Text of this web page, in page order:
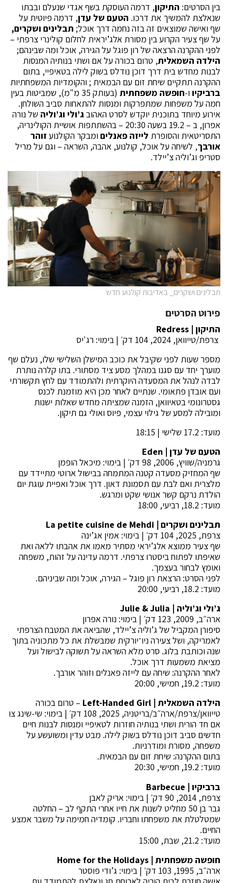
בין הסרטים: התיקון, דרמה העוסקת בשף אגדי שנעלם ובבתו
שנאלצת להמשיך את דרכו. הטעם של עדן, דרמה פיוטית על
שף ואישה שמוצאים זה בזה נחמה דרך אוכל; תבלינים ושקרים,
על שף צעיר הקרוע בין מסורת אלג’יראית לחלום קולינרי צרפתי –
לפני ההקרנה הרצאה של רון פוגל על הגירה, אוכל ומה שבינהם;
הילדה השמאלית, טרום בכורה על אם ושתי בנותיה המנסות
לבנות מחדש בית דרך דוכן נודלס בשוק לילה בטאיפיי, בתום
ההקרנה תתקיים שיחת זום עם הבמאית ; והקומדיות המשפחתיות
ברביקיוו-חופשה משפחתית
(בעותק 35 מ"מ), שמביטות בעין
חמה על משפחות שמתפרקות ומנסות להתאחות סביב השולחן.
אירוע מיוחד בתוכנית יוקדש לסרט האהובג’ולי וג’וליה של נורה
אפרון, ב – 19.2 בשעה 20:30 – בהשתתפות אושיית הקולינריה,
התסריטאית והסופרת לייזה פאנליםומבקר הקולנוע זוהר
אורבך, לשיחה על אוכל, קולנוע, אהבה, השראה – וגם על מריל
סטריפ וג’וליה צ’יילד.
תבלינים ושקרים_ באדיבות קולנוע חדש
פירוט הסרטים
התיקון | Redress
צרפת/טייוואן, 2024, 104 דק׳ | בימוי: רג'יס
מספר שעות לפני שקיבל את כוכב המישלן השלישי שלו, נעלם שף
מוערך יחד עם סגנו במהלך מסע ציד מסתורי. בתו קלרה נותרת
לבדה לנהל את המסעדה היוקרתית ולהתמודד עם לחץ תקשורתי
ועם אובדן פתאומי. שנתיים לאחר מכן היא מוזמנת לכנס
גסטרונומי בטאיוואן, הזמנה שמציתה מחדש שאלות ישנות
ומובילה למסע של גילוי עצמי, פיוס ואולי גם תיקון.
מועד: 17.2 שלישי | 18:15
הטעם של עדן | Eden
גרמניה/שוויץ, 2006, 98 דק׳ | בימוי: מיכאל הופמן
שף המחזיק מסעדה קטנה המתמחה בבישול ארוטי מתיידד עם
מלצרית ואם לבת עם תסמונת דאון. דרך אוכל ואפיית עוגת יום
הולדת נרקם קשר אנושי שקט ומרגש.
מועד: 18.2, רביעי, 18:00
תבלינים ושקרים | La petite cuisine de Mehdi
צרפת, 2025, 104 דק׳ | בימוי: אמין אג’ינה
שף צעיר ממוצא אלג’יראי מסתיר מאמו את אהבתו ללאה ואת
שאיפתו לפתוח ביסטרו צרפתי. דרמה עדינה על זהות, משפחה
ואומץ לבחור בעצמך.
לפני הסרט: הרצאת רון פוגל – הגירה, אוכל ומה שביניהם.
מועד: 18.2, רביעי, 20:00
ג’ולי וג’וליה | Julie & Julia
ארה״ב, 2009, 123 דק׳ | בימוי: נורה אפרון
סיפורן המקביל של ג’וליה צ’יילד, שהביאה את המטבח הצרפתי
לאמריקה, ושל צעירה ניו־יורקית שמבשלת את כל מתכוניה בתוך
שנה וכותבת בלוג. סרט מלא השראה על תשוקה לבישול ועל
מציאת משמעות דרך אוכל.
לאחר ההקרנה: שיחה עם לייזה פאנלים וזוהר אורבך.
מועד: 19.2, חמישי, 20:00
הילדה השמאלית | Left-Handed Girl – טרום בכורה
טייוואן/צרפת/ארה״ב/בריטניה, 2025, 108 דק׳ | בימוי: שי-שינג צו
אם חד הורית ושתי בנותיה חוזרות לטאיפיי ומנסות לבנות חיים
חדשים סביב דוכן נודלס בשוק לילה. מבט עדין ומשועשע על
משפחה, מסורת ומודרניות.
בתום ההקרנה: שיחת זום עם הבמאית.
מועד: 19.2, חמישי, 20:30
ברביקיו | Barbecue
צרפת, 2014, 90 דק׳ | בימוי: אריק לאבן
גבר בן 50 מחליט לשנות את חייו אחרי התקף לב – החלטה
שמטלטלת את משפחתו וחבריו. קומדיה חמימה על משבר אמצע
החיים.
מועד: 21.2, שבת, 15:00
חופשה משפחתית | Home for the Holidays
ארה״ב, 1995, 103 דק׳ | בימוי: ג’ודי פוסטר